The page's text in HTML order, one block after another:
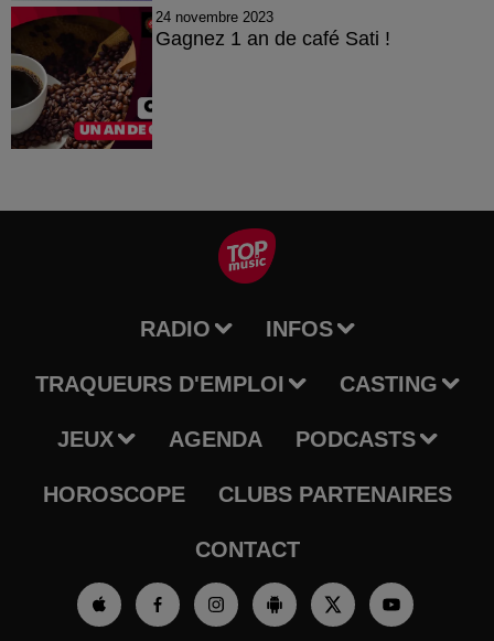
24 novembre 2023
Gagnez 1 an de café Sati !
RADIO INFOS
TRAQUEURS D'EMPLOI CASTING
JEUX AGENDA PODCASTS
HOROSCOPE CLUBS PARTENAIRES
CONTACT